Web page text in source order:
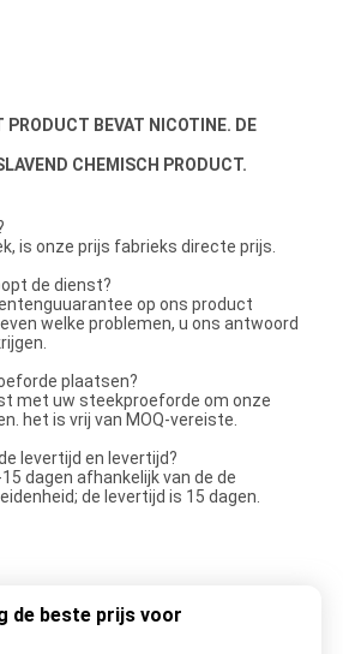
BEVAT NICOTINE. DE
CHEMISCH PRODUCT.
is onze prijs fabrieks directe prijs.
de dienst?
op ons product
welke problemen, u ons antwoord
plaatsen?
met uw steekproeforde om onze
het is vrij van MOQ-vereiste.
levertijd en levertijd?
dagen afhankelijk van de de
de levertijd is 15 dagen.
de beste prijs voor